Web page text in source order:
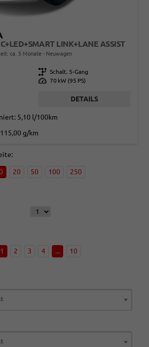
LINK+LANE ASSIST
ca. 5 Monate Neuwagen
Getriebe Schalt. 5-Gang
Leistung 70 kW (95 PS)
DETAILS
5,10 l/100km
115,00 g/km
20 50 100 250
1 2 3 4 ... 10